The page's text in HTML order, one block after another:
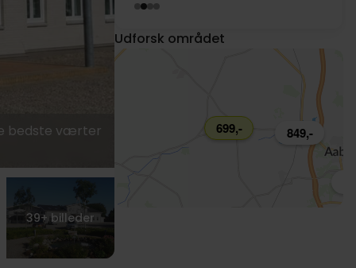
bedste værter
39+ billeder
Udforsk området
849,-
699,-